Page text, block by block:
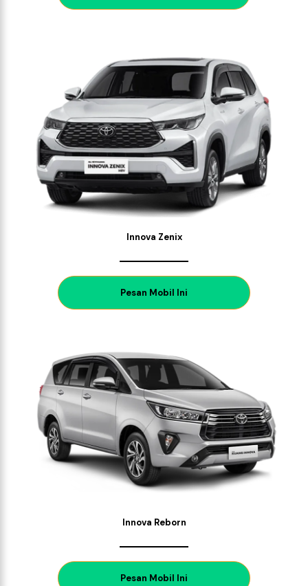
Innova Zenix
Pesan Mobil Ini
Innova Reborn
Pesan Mobil Ini